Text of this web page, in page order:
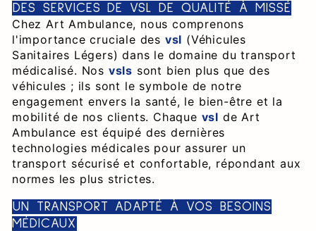
DES SERVICES DE VSL DE QUALITÉ À MISSÉ
Chez Art Ambulance, nous comprenons
l'importance cruciale des vsl (Véhicules
Sanitaires Légers) dans le domaine du transport
médicalisé. Nos vsls sont bien plus que des
véhicules ; ils sont le symbole de notre
engagement envers la santé, le bien-être et la
mobilité de nos clients. Chaque vsl de Art
Ambulance est équipé des dernières
technologies médicales pour assurer un
transport sécurisé et confortable, répondant aux
normes les plus strictes.
UN TRANSPORT ADAPTÉ À VOS BESOINS
MÉDICAUX